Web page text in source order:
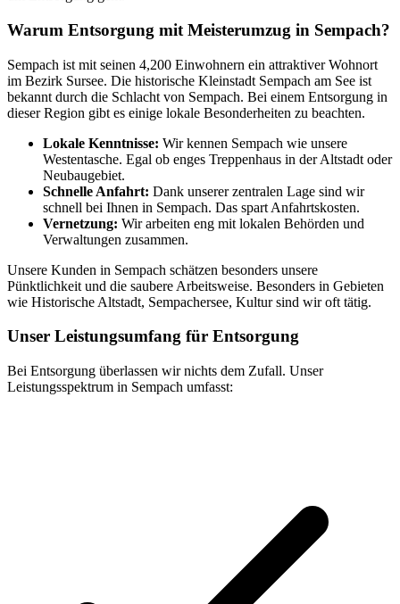
Warum Entsorgung mit Meisterumzug in Sempach?
Sempach ist mit seinen 4,200 Einwohnern ein attraktiver Wohnort
im Bezirk Sursee. Die historische Kleinstadt Sempach am See ist
bekannt durch die Schlacht von Sempach. Bei einem Entsorgung in
dieser Region gibt es einige lokale Besonderheiten zu beachten.
Lokale Kenntnisse: Wir kennen Sempach wie unsere
Westentasche. Egal ob enges Treppenhaus in der Altstadt oder
Neubaugebiet.
Schnelle Anfahrt: Dank unserer zentralen Lage sind wir
schnell bei Ihnen in Sempach. Das spart Anfahrtskosten.
Vernetzung: Wir arbeiten eng mit lokalen Behörden und
Verwaltungen zusammen.
Unsere Kunden in Sempach schätzen besonders unsere
Pünktlichkeit und die saubere Arbeitsweise. Besonders in Gebieten
wie Historische Altstadt, Sempachersee, Kultur sind wir oft tätig.
Unser Leistungsumfang für Entsorgung
Bei Entsorgung überlassen wir nichts dem Zufall. Unser
Leistungsspektrum in Sempach umfasst: